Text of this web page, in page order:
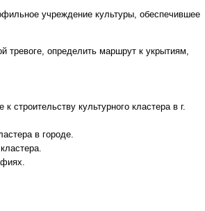
учреждение культуры, обеспечившее
тревоге, определить маршрут к укрытиям,
строительству культурного кластера в г.
в городе.